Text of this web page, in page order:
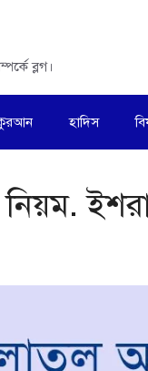
ব্লগ।
হাদিস